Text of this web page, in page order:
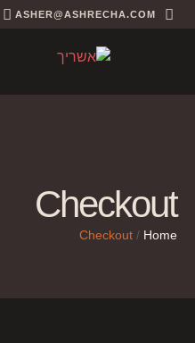
ASHER@ASHRECHA.COM
Checkout
Home
/
Checkout